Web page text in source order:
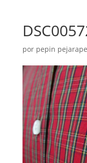
por pepin pejarape